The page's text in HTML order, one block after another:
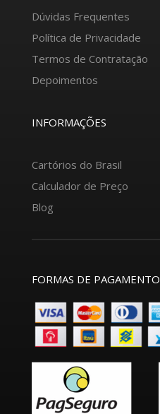
Dúvidas Frequentes
Política de Privacidade
Termos de Contratação
Depoimentos
INFORMAÇÕES
Cartórios do Brasil
Calculador de Preço
Blog
FORMAS DE PAGAMENTO